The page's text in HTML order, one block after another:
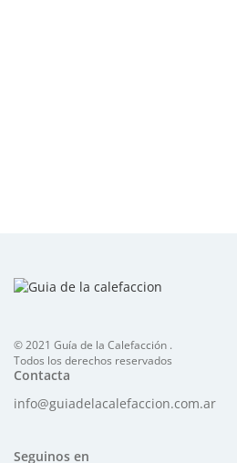
© 2021 Guía de la Calefacción .
Todos los derechos reservados
Contacta
info@guiadelacalefaccion.com.ar
Seguinos en